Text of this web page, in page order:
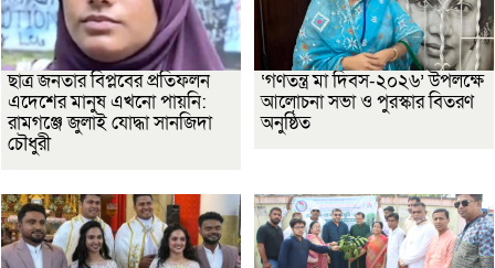
ছাত্র জনতার বিপ্লবের প্রতিফলন
এদেশের মানুষ এখনো পায়নি:
রামগঞ্জে জুলাই যোদ্ধা সানজিদা
চৌধুরী
‘গণতন্ত্র মা দিবস-২০২৬’ উপলক্ষে
আলোচনা সভা ও পুরস্কার বিতরণ
অনুষ্ঠিত